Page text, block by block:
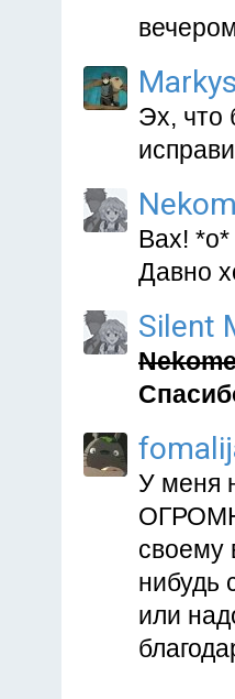
Эх, что
Вах!
Давно
Silent
У меня
своему
нибудь
или